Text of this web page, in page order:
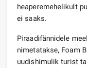
heaperemehelikult
ei saaks.
Piraadifännidele
nimetatakse, Foam
uudishimulik turist